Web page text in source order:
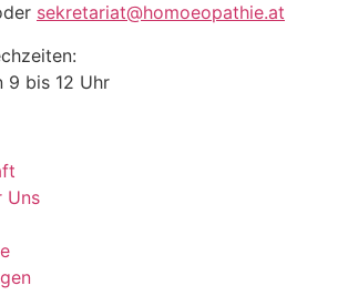
sekretariat@homoeopathie.at
9 bis 12 Uhr
Uns